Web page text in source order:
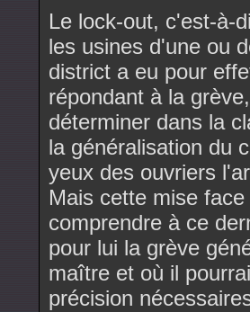
Le lock-out, c'est-à-
les usines d'une ou
district a eu pour
répondant à la
déterminer dans la
la généralisation du
yeux des ouvriers
Mais cette mise
comprendre à ce
pour lui la grève
maître et où il
précision